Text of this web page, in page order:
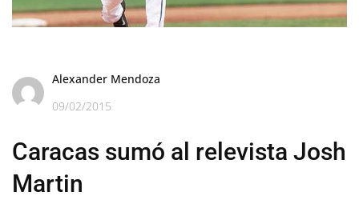
Alexander Mendoza
09/02/2015
Caracas sumó al relevista Josh
Martin